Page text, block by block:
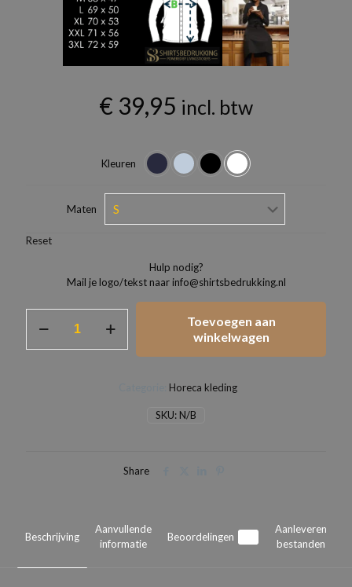
€ 39,95 incl. btw
Kleuren
Maten
Reset
Hulp nodig?
Mail je logo/tekst naar info@shirtsbedrukking.nl
Dames
Toevoegen aan
winkelwagen
SKU:N/B
Horeca kleding
Share
Beschrijving
Aanvullende
informatie
Beoordelingen
Aanleveren
bestanden